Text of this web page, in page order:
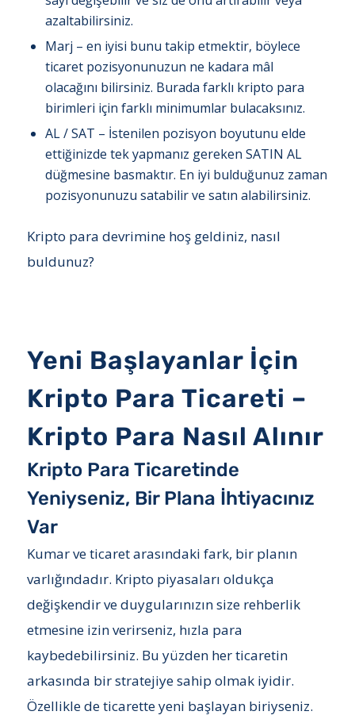
azaltabilirsiniz.
Marj – en iyisi bunu takip etmektir, böylece
ticaret pozisyonunuzun ne kadara mâl
olacağını bilirsiniz. Burada farklı kripto para
birimleri için farklı minimumlar bulacaksınız.
AL / SAT – İstenilen pozisyon boyutunu elde
ettiğinizde tek yapmanız gereken SATIN AL
düğmesine basmaktır. En iyi bulduğunuz zaman
pozisyonunuzu satabilir ve satın alabilirsiniz.
Kripto para devrimine hoş geldiniz, nasıl
buldunuz?
Yeni Başlayanlar İçin
Kripto Para Ticareti –
Kripto Para Nasıl Alınır
Kripto Para Ticaretinde
Yeniyseniz, Bir Plana İhtiyacınız
Var
Kumar ve ticaret arasındaki fark, bir planın
varlığındadır. Kripto piyasaları oldukça
değişkendir ve duygularınızın size rehberlik
etmesine izin verirseniz, hızla para
kaybedebilirsiniz. Bu yüzden her ticaretin
arkasında bir stratejiye sahip olmak iyidir.
Özellikle de ticarette yeni başlayan biriyseniz.